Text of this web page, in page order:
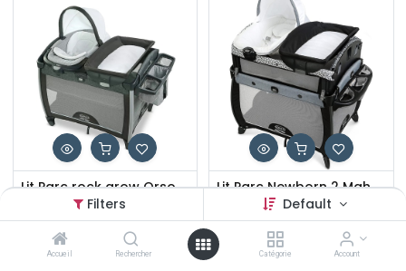
Filters Default
Accueil Rechercher Catégorie Account
Lit Parc rock grow Orson GRACO
47 200,00 DA
Lit Parc Newborn 2 Mahan GRACO
55 900,00 DA